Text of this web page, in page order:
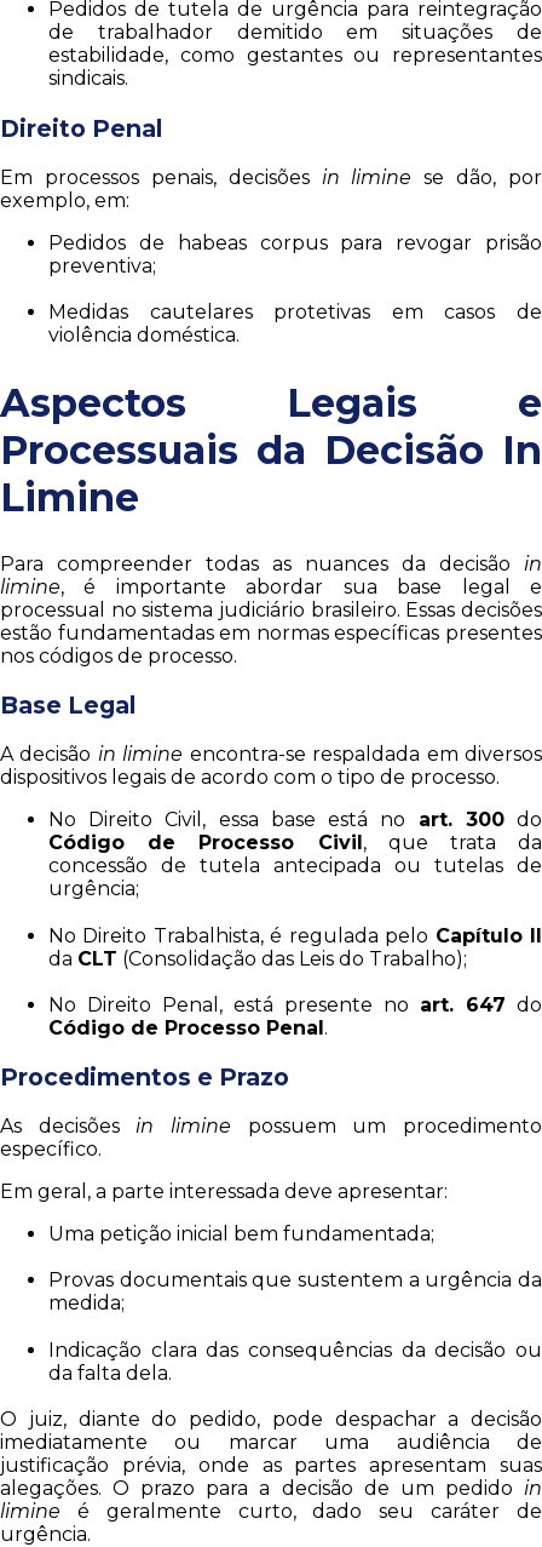
Pedidos de tutela de urgência para reintegração
de trabalhador demitido em situações de
estabilidade, como gestantes ou representantes
sindicais.
Direito Penal
Em processos penais, decisões in limine se dão, por
exemplo, em:
Pedidos de habeas corpus para revogar prisão
preventiva;
Medidas cautelares protetivas em casos de
violência doméstica.
Aspectos Legais e
Processuais da Decisão In
Limine
Para compreender todas as nuances da decisão in
limine, é importante abordar sua base legal e
processual no sistema judiciário brasileiro. Essas decisões
estão fundamentadas em normas específicas presentes
nos códigos de processo.
Base Legal
A decisão in limine encontra-se respaldada em diversos
dispositivos legais de acordo com o tipo de processo.
No Direito Civil, essa base está no art. 300do
Código de Processo Civil , que trata da
concessão de tutela antecipada ou tutelas de
urgência;
No Direito Trabalhista, é regulada pelo Capítulo II
da CLT (Consolidação das Leis do Trabalho);
No Direito Penal, está presente no art. 647 do
Código de Processo Penal.
Procedimentos e Prazo
As decisõesin limine possuem um procedimento
específico.
Em geral, a parte interessada deve apresentar:
Uma petição inicial bem fundamentada;
Provas documentais que sustentem a urgência da
medida;
Indicação clara das consequências da decisão ou
da falta dela.
O juiz, diante do pedido, pode despachar a decisão
imediatamente ou marcar uma audiência de
justificação prévia, onde as partes apresentam suas
alegações. O prazo para a decisão de um pedido in
limine é geralmente curto, dado seu caráter de
urgência.